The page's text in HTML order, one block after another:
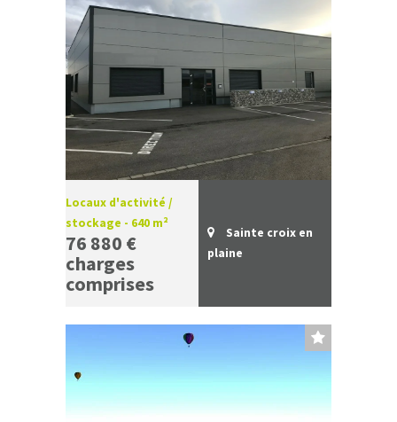
Locaux d'activité /
stockage - 640 m²
76 880 €
charges
comprises
Sainte croix en
plaine